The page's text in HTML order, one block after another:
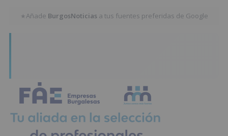
★Añade BurgosNoticias a tus fuentes preferidas de Google